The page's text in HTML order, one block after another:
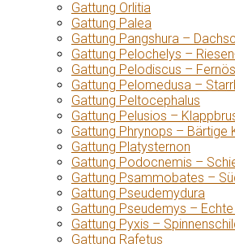
Gattung Orlitia
Gattung Palea
Gattung Pangshura –
Gattung Pelochelys –
Gattung Pelodiscus –
Gattung Pelomedusa –
Gattung Peltocephalus
Gattung Pelusios –
Gattung Phrynops –
Gattung Platysternon
Gattung Podocnemis –
Gattung Psammobates –
Gattung Pseudemydura
Gattung Pseudemys –
Gattung Pyxis –
Gattung Rafetus